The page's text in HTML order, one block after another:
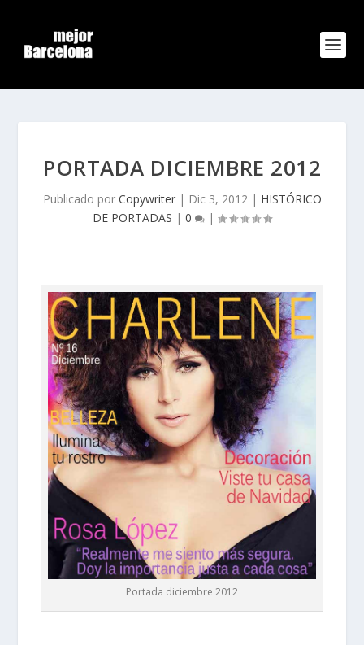
PORTADA DICIEMBRE 2012
Publicado por Copywriter| Dic 3, 2012| HISTÓRICO
DE PORTADAS | 0 |
Portada diciembre 2012